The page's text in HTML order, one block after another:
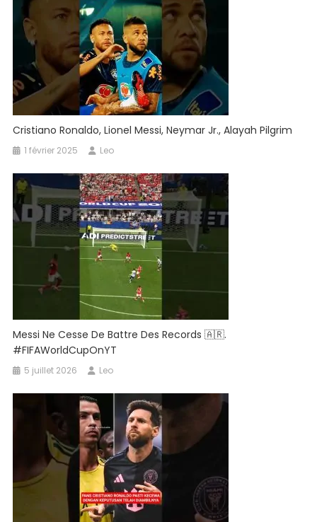
Cristiano Ronaldo, Lionel Messi, Neymar Jr., Alayah Pilgrim
1 février 2025 Leo
Messi Ne Cesse De Battre Des Records 🇦🇷.
#FIFAWorldCupOnYT
5 juillet 2026 Leo